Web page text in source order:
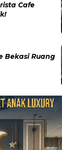
Cafe
Bekasi Ruang